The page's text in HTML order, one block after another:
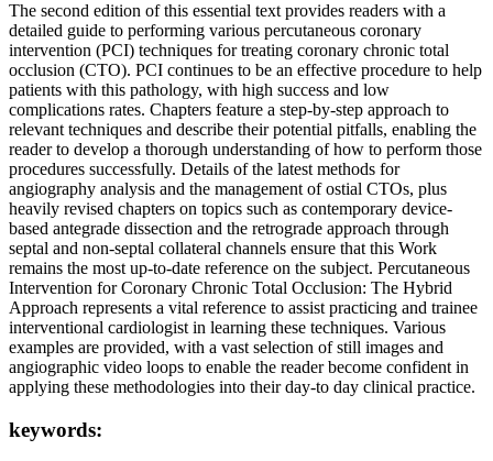
The second edition of this essential text provides readers with a
detailed guide to performing various percutaneous coronary
intervention (PCI) techniques for treating coronary chronic total
occlusion (CTO). PCI continues to be an effective procedure to help
patients with this pathology, with high success and low
complications rates. Chapters feature a step-by-step approach to
relevant techniques and describe their potential pitfalls, enabling the
reader to develop a thorough understanding of how to perform those
procedures successfully. Details of the latest methods for
angiography analysis and the management of ostial CTOs, plus
heavily revised chapters on topics such as contemporary device-
based antegrade dissection and the retrograde approach through
septal and non-septal collateral channels ensure that this Work
remains the most up-to-date reference on the subject. Percutaneous
Intervention for Coronary Chronic Total Occlusion: The Hybrid
Approach represents a vital reference to assist practicing and trainee
interventional cardiologist in learning these techniques. Various
examples are provided, with a vast selection of still images and
angiographic video loops to enable the reader become confident in
applying these methodologies into their day-to day clinical practice.
keywords: